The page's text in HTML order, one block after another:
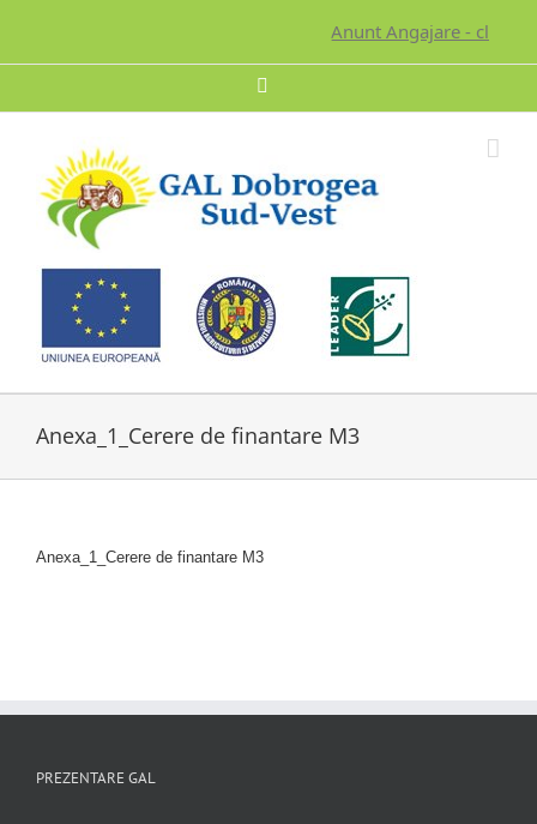
Anunt Angajare - click
Anexa_1_Cerere de finantare M3
Anexa_1_Cerere de finantare M3
PREZENTARE GAL